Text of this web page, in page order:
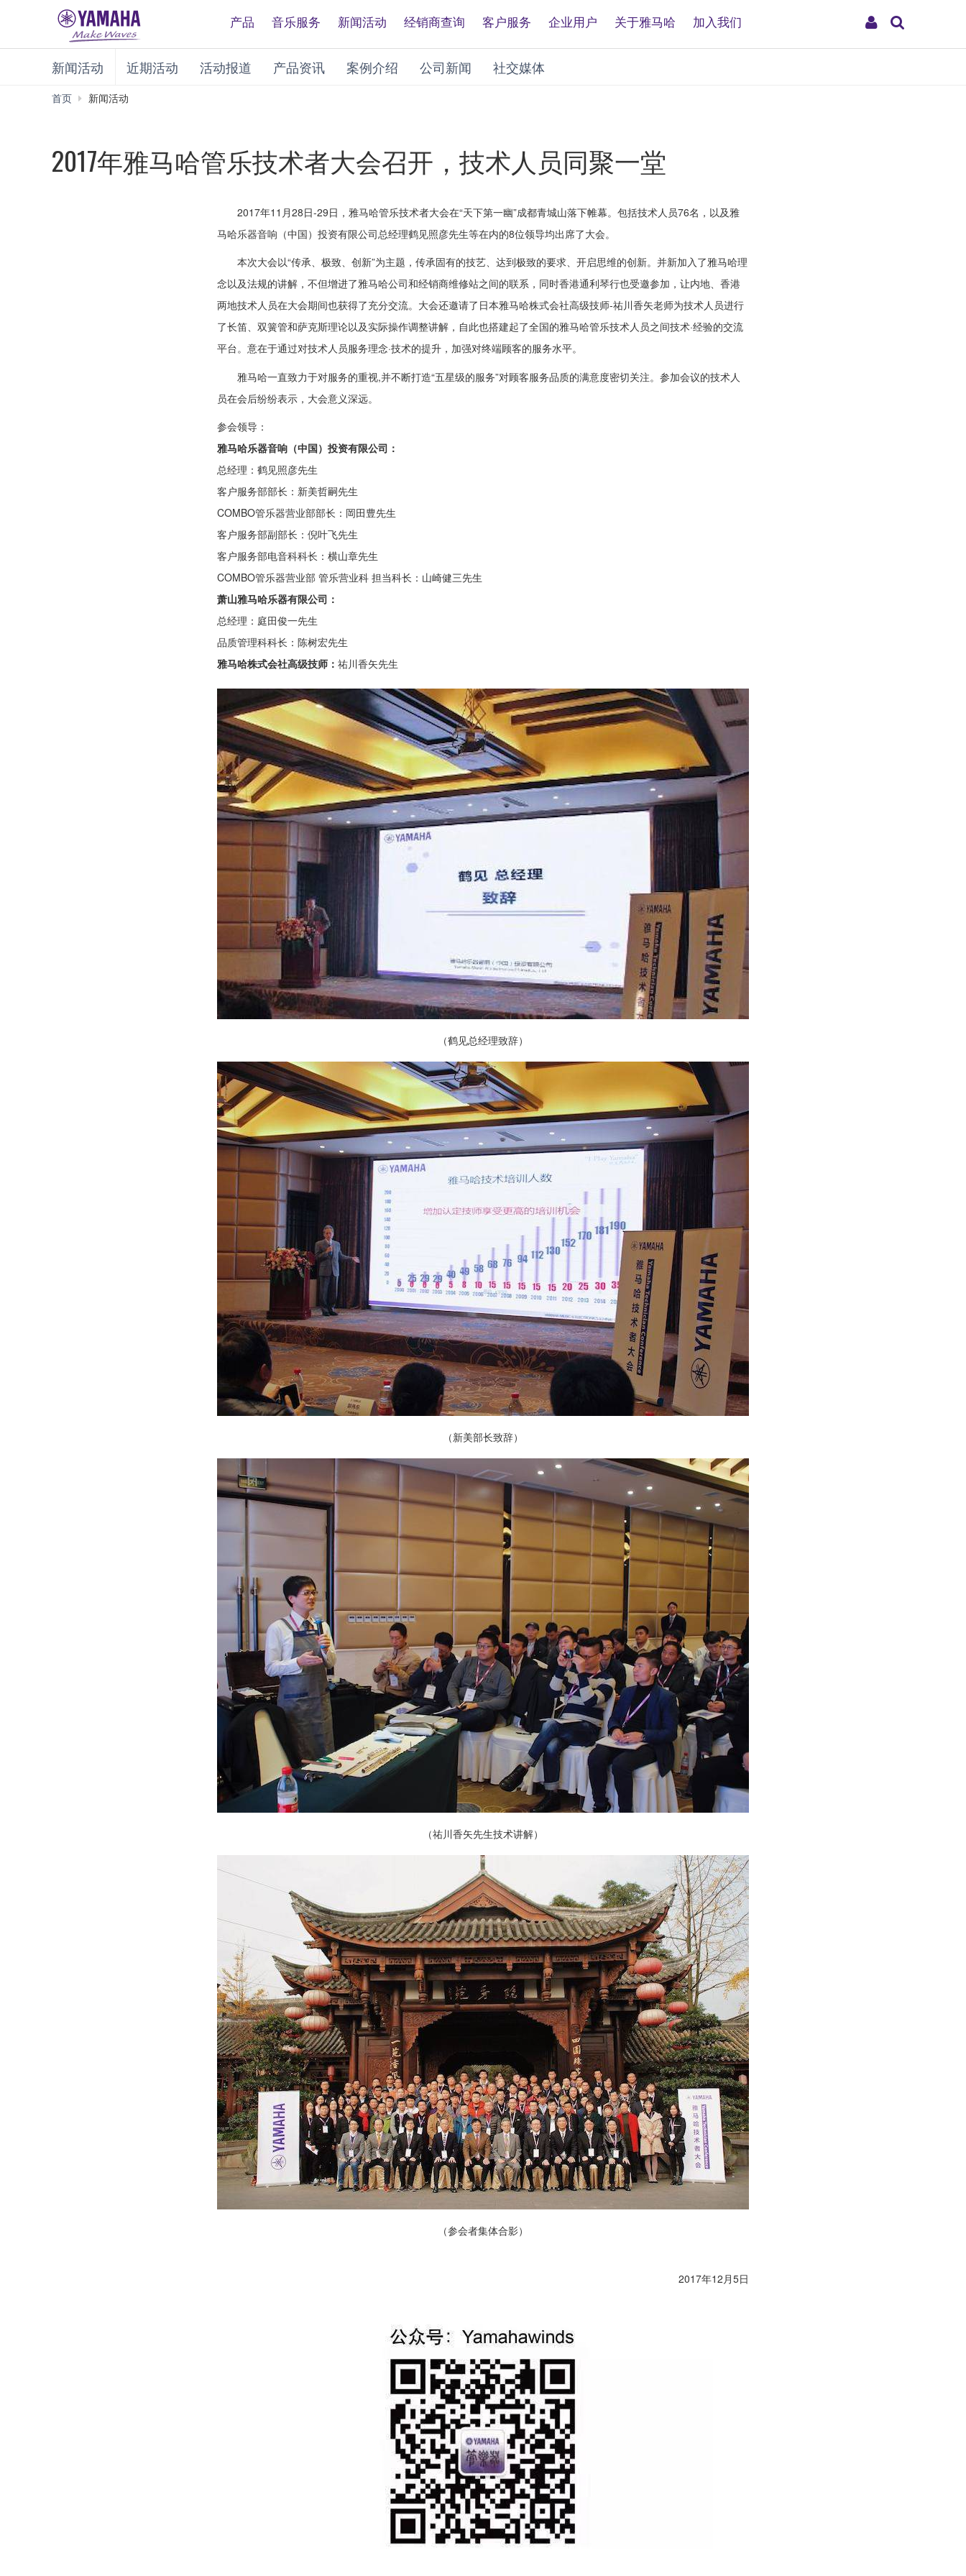
My
产品 音乐服务 新闻活动 经销商查询 客户服务 企业用户 关于雅马哈 加入我们
新闻活动 近期活动 活动报道 产品资讯 案例介绍 公司新闻 社交媒体
首页 新闻活动
2017年雅马哈管乐技术者大会召开，技术人员同聚一堂
2017年11月28日-29日，雅马哈管乐技术者大会在“天下第一幽”成都青城山落下帷幕。包括技术人员76名，以及雅
马哈乐器音响（中国）投资有限公司总经理鹤见照彦先生等在内的8位领导均出席了大会。
本次大会以“传承、极致、创新”为主题，传承固有的技艺、达到极致的要求、开启思维的创新。并新加入了雅马哈理
念以及法规的讲解，不但增进了雅马哈公司和经销商维修站之间的联系，同时香港通利琴行也受邀参加，让内地、香港
两地技术人员在大会期间也获得了充分交流。大会还邀请了日本雅马哈株式会社高级技师-祐川香矢老师为技术人员进行
了长笛、双簧管和萨克斯理论以及实际操作调整讲解，自此也搭建起了全国的雅马哈管乐技术人员之间技术·经验的交流
平台。意在于通过对技术人员服务理念·技术的提升，加强对终端顾客的服务水平。
雅马哈一直致力于对服务的重视,并不断打造“五星级的服务”对顾客服务品质的满意度密切关注。参加会议的技术人
员在会后纷纷表示，大会意义深远。
参会领导：
雅马哈乐器音响（中国）投资有限公司：
总经理：鹤见照彦先生
客户服务部部长：新美哲嗣先生
COMBO管乐器营业部部长：岡田豊先生
客户服务部副部长：倪叶飞先生
客户服务部电音科科长：横山章先生
COMBO管乐器营业部 管乐营业科 担当科长：山崎健三先生
萧山雅马哈乐器有限公司：
总经理：庭田俊一先生
品质管理科科长：陈树宏先生
雅马哈株式会社高级技师： 祐川香矢先生
（鹤见总经理致辞）
（新美部长致辞）
（祐川香矢先生技术讲解）
（参会者集体合影）
2017年12月5日